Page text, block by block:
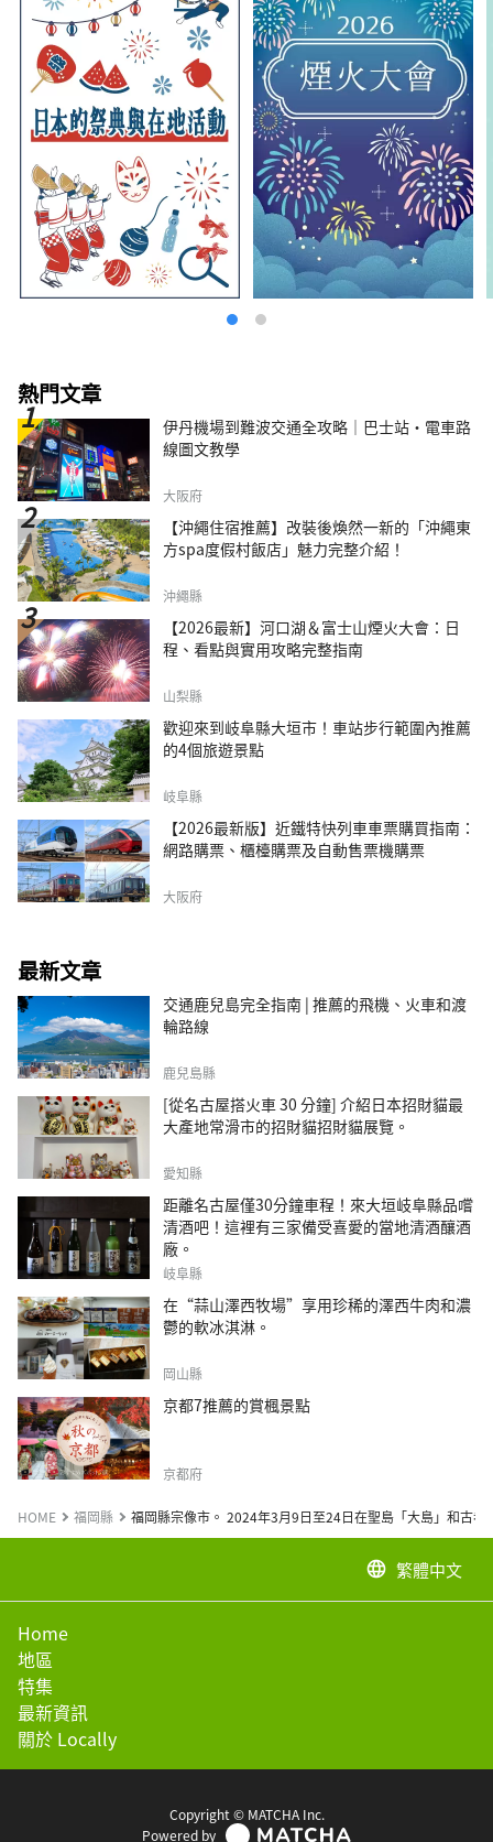
熱門文章
伊丹機場到難波交通全攻略｜巴士站・電車路
線圖文教學
大阪府
【沖繩住宿推薦】改裝後煥然一新的「沖繩東
方spa度假村飯店」魅力完整介紹！
沖繩縣
【2026最新】河口湖＆富士山煙火大會：日
程、看點與實用攻略完整指南
山梨縣
歡迎來到岐阜縣大垣市！車站步行範圍內推薦
的4個旅遊景點
岐阜縣
【2026最新版】近鐵特快列車車票購買指南：
網路購票、櫃檯購票及自動售票機購票
大阪府
最新文章
交通鹿兒島完全指南 | 推薦的飛機、火車和渡
輪路線
鹿兒島縣
[從名古屋搭火車 30 分鐘] 介紹日本招財貓最
大產地常滑市的招財貓招財貓展覽。
愛知縣
距離名古屋僅30分鐘車程！來大垣岐阜縣品嚐
清酒吧！這裡有三家備受喜愛的當地清酒釀酒
廠。
岐阜縣
在“蒜山澤西牧場”享用珍稀的澤西牛肉和濃
鬱的軟冰淇淋。
岡山縣
京都7推薦的賞楓景點
京都府
HOME 福岡縣 福岡縣宗像市。 2024年3月9日至24日在聖島「大島」和古
language 繁體中文
Home
地區
特集
最新資訊
關於 Locally
Copyright © MATCHA Inc.
Powered by